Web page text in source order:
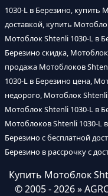
1030-L в Березино, купить
доставкой, купить
Мотоблок Shtenli 1030-L в
Березино скидка,
продажа Мотоблоков
1030-L в Березино цена,
недорого, Мотоблок
Мотоблок Shtenli 1030-L в
Мотоблоков Shtenli 1030-L
Березино с бесплатной
Березино в рассрочку с
Купить Мотоблок
© 2005 - 2026 »